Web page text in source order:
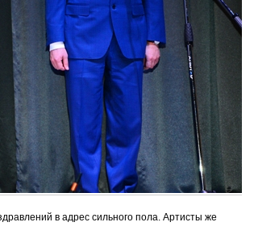
в адрес сильного пола. Артисты же